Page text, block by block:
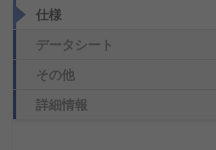
仕様
データシート
その他
詳細情報